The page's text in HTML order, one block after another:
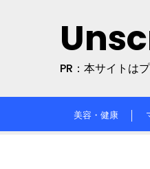
PR：本サイトは
美容・健康